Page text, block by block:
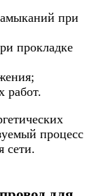
при
прокладке
работ.
процесс
сети.